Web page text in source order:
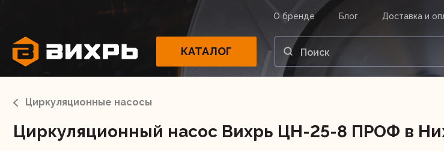
О бренде Блог Доставка и
КАТАЛОГ
Электроинструменты
Циркуляционные насосы
Циркуляционный насос Вихрь ЦН-25-8 ПРОФ в